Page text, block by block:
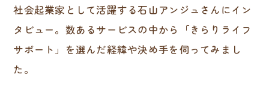
社会起業家として活躍する石山アンジュさんにイン
タビュー。数あるサービスの中から「きらりライフ
サポート」を選んだ経緯や決め手を伺ってみまし
た。